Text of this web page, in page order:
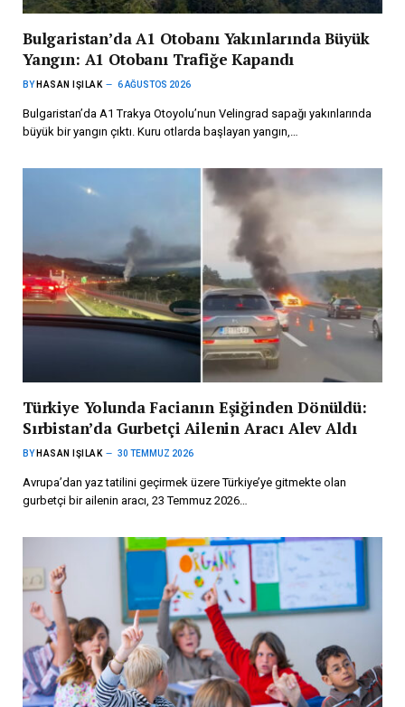
Bulgaristan’da A1 Otobanı Yakınlarında Büyük
Yangın: A1 Otobanı Trafiğe Kapandı
BY HASAN IŞILAK 6 AĞUSTOS 2026
Bulgaristan’da A1 Trakya Otoyolu’nun Velingrad sapağı yakınlarında
büyük bir yangın çıktı. Kuru otlarda başlayan yangın,…
Türkiye Yolunda Facianın Eşiğinden Dönüldü:
Sırbistan’da Gurbetçi Ailenin Aracı Alev Aldı
BY HASAN IŞILAK 30 TEMMUZ 2026
Avrupa’dan yaz tatilini geçirmek üzere Türkiye’ye gitmekte olan
gurbetçi bir ailenin aracı, 23 Temmuz 2026…